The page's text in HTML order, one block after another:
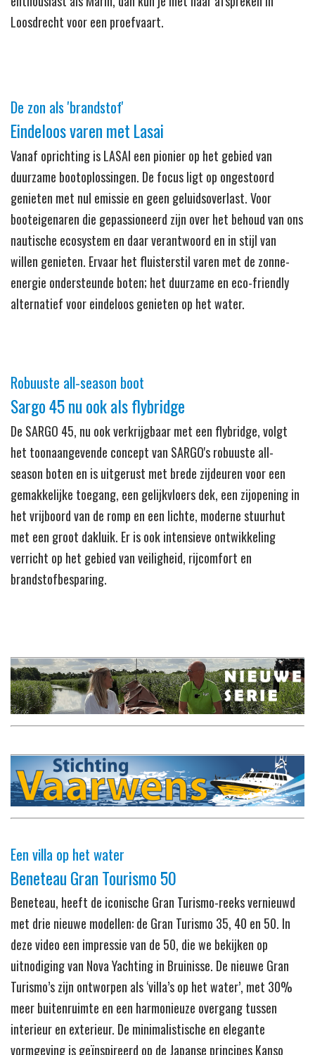
Loosdrecht voor een proefvaart.
De zon als 'brandstof'
Eindeloos varen met Lasai
Vanaf oprichting is LASAI een pionier op het gebied van
duurzame bootoplossingen. De focus ligt op ongestoord
genieten met nul emissie en geen geluidsoverlast. Voor
booteigenaren die gepassioneerd zijn over het behoud van ons
nautische ecosystem en daar verantwoord en in stijl van
willen genieten. Ervaar het fluisterstil varen met de zonne-
energie ondersteunde boten; het duurzame en eco-friendly
alternatief voor eindeloos genieten op het water.
Robuuste all-season boot
Sargo 45 nu ook als flybridge
De SARGO 45, nu ook verkrijgbaar met een flybridge, volgt
het toonaangevende concept van SARGO's robuuste all-
season boten en is uitgerust met brede zijdeuren voor een
gemakkelijke toegang, een gelijkvloers dek, een zijopening in
het vrijboord van de romp en een lichte, moderne stuurhut
met een groot dakluik. Er is ook intensieve ontwikkeling
verricht op het gebied van veiligheid, rijcomfort en
brandstofbesparing.
Een villa op het water
Beneteau Gran Tourismo 50
Beneteau, heeft de iconische Gran Turismo-reeks vernieuwd
met drie nieuwe modellen: de Gran Turismo 35, 40 en 50. In
deze video een impressie van de 50, die we bekijken op
uitnodiging van Nova Yachting in Bruinisse. De nieuwe Gran
Turismo’s zijn ontworpen als ‘villa’s op het water’, met 30%
meer buitenruimte en een harmonieuze overgang tussen
interieur en exterieur. De minimalistische en elegante
vormgeving is geïnspireerd op de Japanse principes Kanso